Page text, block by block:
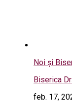
Noi și
Biserica
feb. 17,